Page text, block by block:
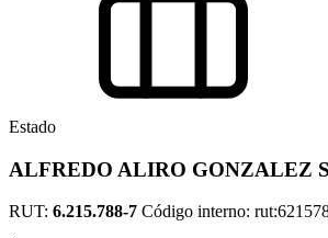
Estado
ALFREDO ALIRO GONZALEZ
RUT: 6.215.788-7 Código interno: